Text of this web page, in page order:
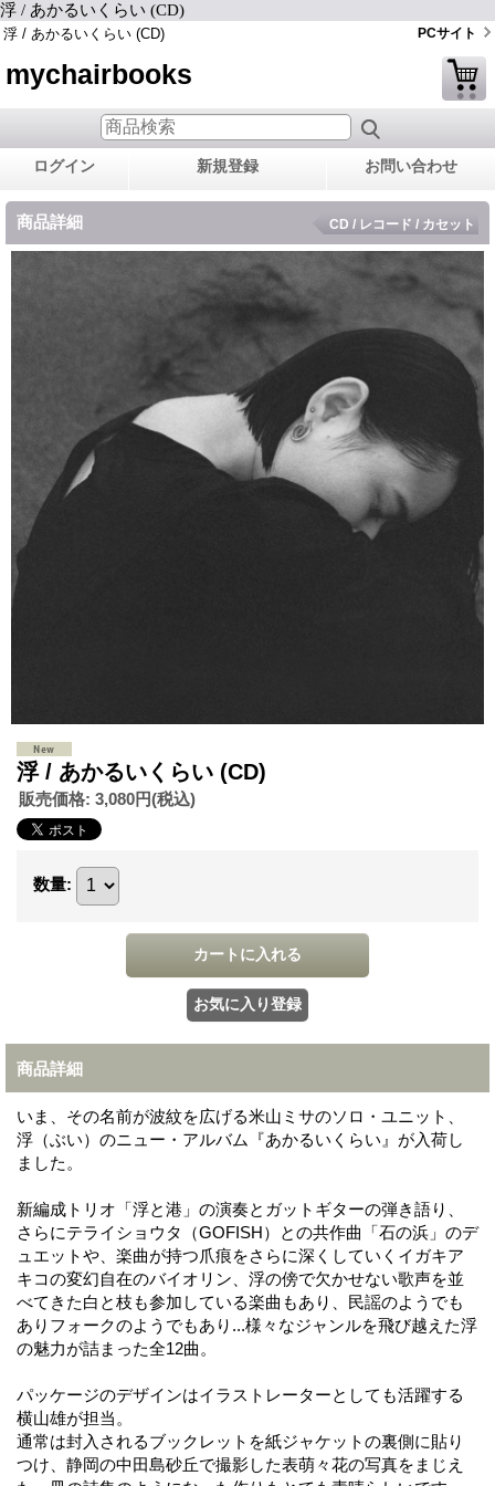
浮 / あかるいくらい (CD)
浮 / あかるいくらい (CD) PCサイト
mychairbooks
ログイン 新規登録 お問い合わせ
商品詳細 CD / レコード / カセット
浮 / あかるいくらい (CD)
販売価格: 3,080円(税込)
数量:
商品詳細
いま、その名前が波紋を広げる米山ミサのソロ・ユニット、
浮（ぶい）のニュー・アルバム『あかるいくらい』が入荷し
ました。
新編成トリオ「浮と港」の演奏とガットギターの弾き語り、
さらにテライショウタ（GOFISH）との共作曲「石の浜」のデ
ュエットや、楽曲が持つ爪痕をさらに深くしていくイガキア
キコの変幻自在のバイオリン、浮の傍で欠かせない歌声を並
べてきた白と枝も参加している楽曲もあり、民謡のようでも
ありフォークのようでもあり...様々なジャンルを飛び越えた浮
の魅力が詰まった全12曲。
パッケージのデザインはイラストレーターとしても活躍する
横山雄が担当。
通常は封入されるブックレットを紙ジャケットの裏側に貼り
つけ、静岡の中田島砂丘で撮影した表萌々花の写真をまじえ